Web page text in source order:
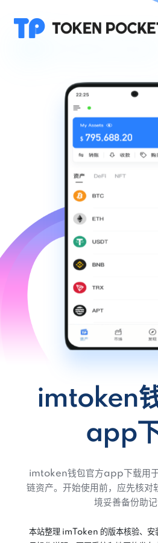
imtoken
app
imtoken钱包官方app下载用
链资产。开始使用前，应先核对
境妥善备份助记
本站整理 imToken 的版本核验、安